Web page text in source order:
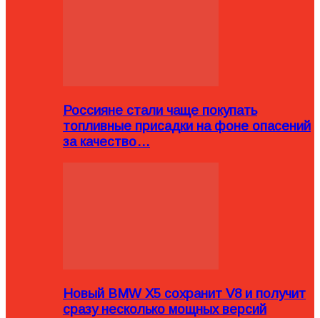
Россияне стали чаще покупать
топливные присадки на фоне опасений
за качество…
Новый BMW X5 сохранит V8 и получит
сразу несколько мощных версий